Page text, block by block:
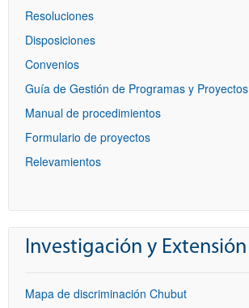
Resoluciones
Disposiciones
Convenios
Guía de Gestión de Programas y Proyectos
Manual de procedimientos
Formulario de proyectos
Relevamientos
Investigación y Extensión
Mapa de discriminación Chubut